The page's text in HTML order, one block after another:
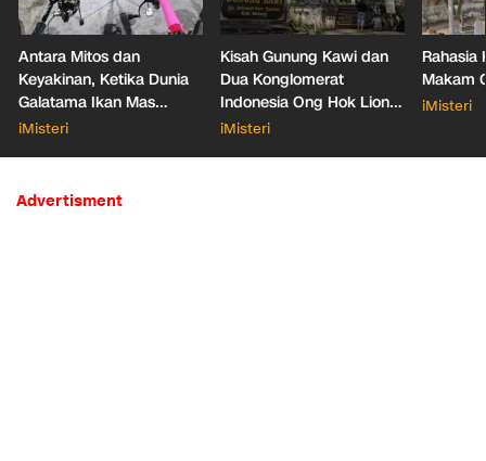
Antara Mitos dan
Keyakinan, Ketika Dunia
Galatama Ikan Mas
Bersentuhan dengan Hal
iMisteri
Kisah Gunung Kawi dan
Dua Konglomerat
Indonesia Ong Hok Liong
hingga Liem Sioe Liong
iMisteri
Rahasia
Makam
iMisteri
Advertisment